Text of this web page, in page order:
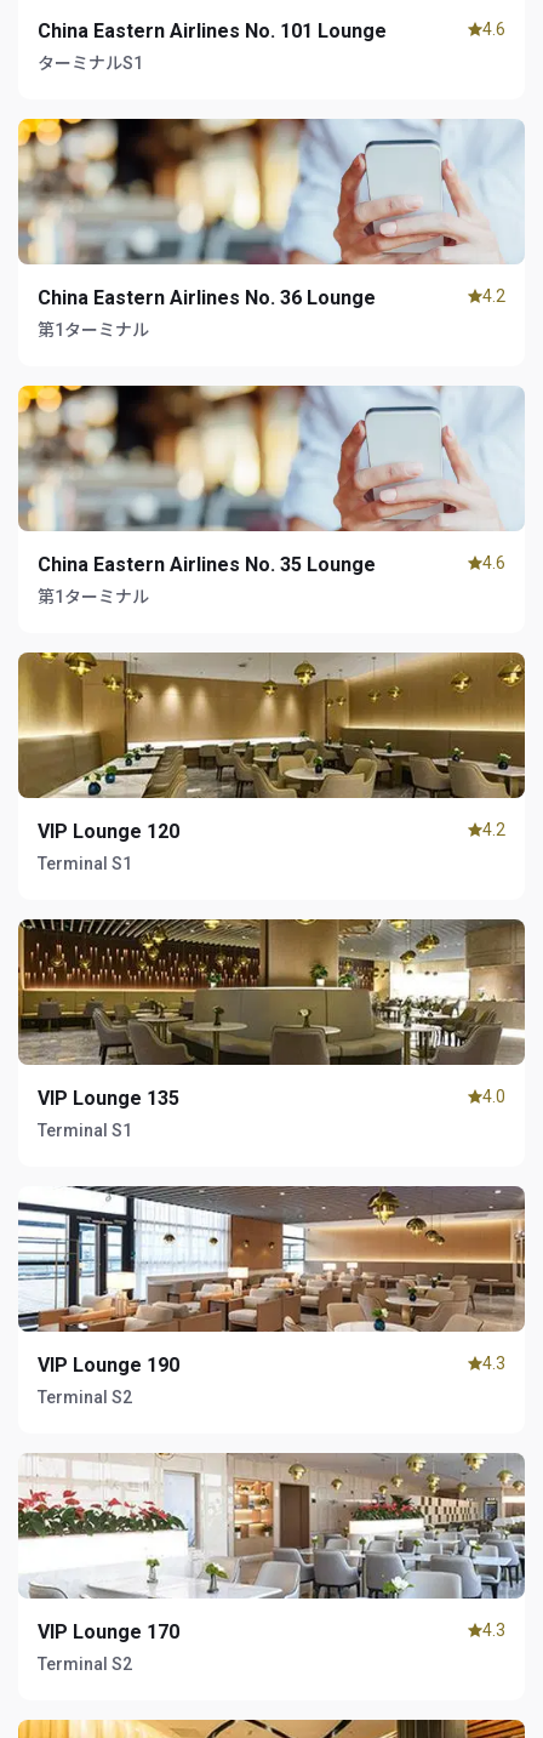
China Eastern Airlines No. 101 Lounge
ターミナルS1
4.6
China Eastern Airlines No. 36 Lounge
第1ターミナル
4.2
China Eastern Airlines No. 35 Lounge
第1ターミナル
4.6
VIP Lounge 120
Terminal S1
4.2
VIP Lounge 135
Terminal S1
4.0
VIP Lounge 190
Terminal S2
4.3
VIP Lounge 170
Terminal S2
4.3